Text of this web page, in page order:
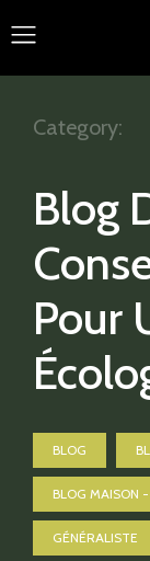
Category:
Blog
Pour
BLOG
BLOG MAISON
GÉNÉRALISTE